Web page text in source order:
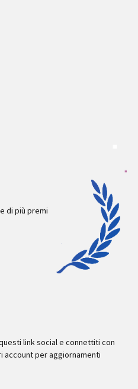
di più premi
link social e connettiti con
account per aggiornamenti